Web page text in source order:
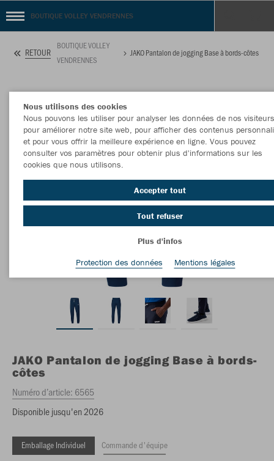
BOUTIQUE VOLLEY VENDRENNES
RETOUR
BOUTIQUE VOLLEY
VENDRENNES
JAKO Pantalon de jogging Base à bords-côtes
JAKO Pantalon de jogging Base à bords-
côtes
Numéro d’article: 6565
Disponible jusqu'en 2026
Emballage Individuel Commande d'équipe
Nous utilisons des cookies
Nous pouvons les utiliser pour analyser les données de nos
pour améliorer notre site web, pour afficher des contenus
et pour vous offrir la meilleure expérience en ligne. Vous pouvez
consulter vos paramètres pour obtenir plus d'informations sur les
cookies que nous utilisons.
Accepter tout
Tout refuser
Plus d'infos
Protection des données
Mentions légales